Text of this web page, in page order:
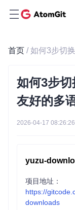
首页
如何3步
友好的多
2026-04-17 08:26:26
yuzu-
项目地址：
https://
downloads